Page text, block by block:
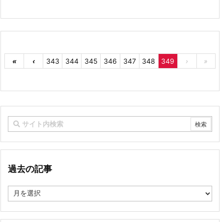
« ‹ 343 344 345 346 347 348 349 › »
過去の記事
去
記